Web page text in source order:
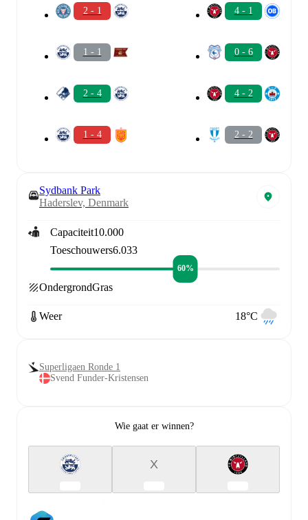
2 - 1
1 - 1
2 - 4
1 - 4
4 - 1
0 - 6
4 - 2
2 - 2
Sydbank Park
Haderslev, Denmark
Capaciteit10.000
Toeschouwers6.033
60%
OndergrondGras
Weer 18°C
Superligaen Ronde 1
Svend Funder-Kristensen
Wie gaat er winnen?
X